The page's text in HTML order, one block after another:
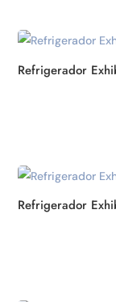
Refrigerador
Refrigerador